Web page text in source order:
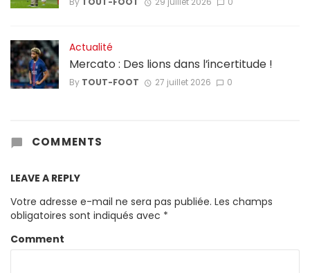
Actualité
Mercato : Des lions dans l’incertitude !
By TOUT-FOOT 27 juillet 2026 0
COMMENTS
LEAVE A REPLY
Votre adresse e-mail ne sera pas publiée. Les champs
obligatoires sont indiqués avec *
Comment